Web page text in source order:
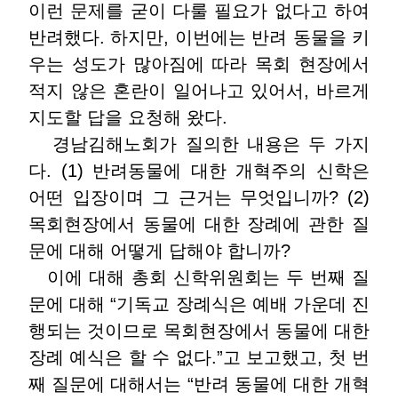
이런 문제를 굳이 다룰 필요가 없다고 하여
반려했다. 하지만, 이번에는 반려 동물을 키
우는 성도가 많아짐에 따라 목회 현장에서
적지 않은 혼란이 일어나고 있어서, 바르게
지도할 답을 요청해 왔다.
경남김해노회가 질의한 내용은 두 가지
다. (1) 반려동물에 대한 개혁주의 신학은
어떤 입장이며 그 근거는 무엇입니까? (2)
목회현장에서 동물에 대한 장례에 관한 질
문에 대해 어떻게 답해야 합니까?
이에 대해 총회 신학위원회는 두 번째 질
문에 대해 “기독교 장례식은 예배 가운데 진
행되는 것이므로 목회현장에서 동물에 대한
장례 예식은 할 수 없다.”고 보고했고, 첫 번
째 질문에 대해서는 “반려 동물에 대한 개혁